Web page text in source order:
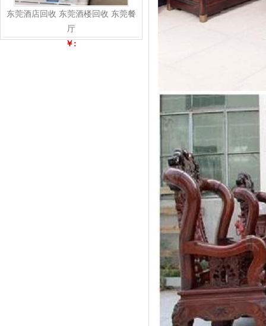
东莞酒店回收 东莞酒楼回收 东莞餐
厅
￥: